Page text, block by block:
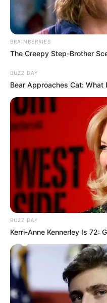
Städtereiseziele in
BRAINBERRIES
The Creepy Step-Brother
BUZZ DAY
Bear Approaches Cat:
BUZZ DAY
Kerri-Anne Kennerley Is 72: